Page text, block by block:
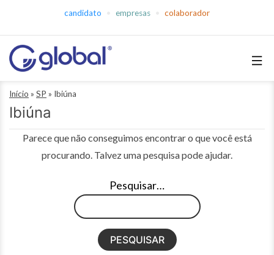
conteúdo
candidato empresas colaborador
Global
Empregos
Início » SP » Ibiúna
Ibiúna
Parece que não conseguimos encontrar o que você está
procurando. Talvez uma pesquisa pode ajudar.
Pesquisar…